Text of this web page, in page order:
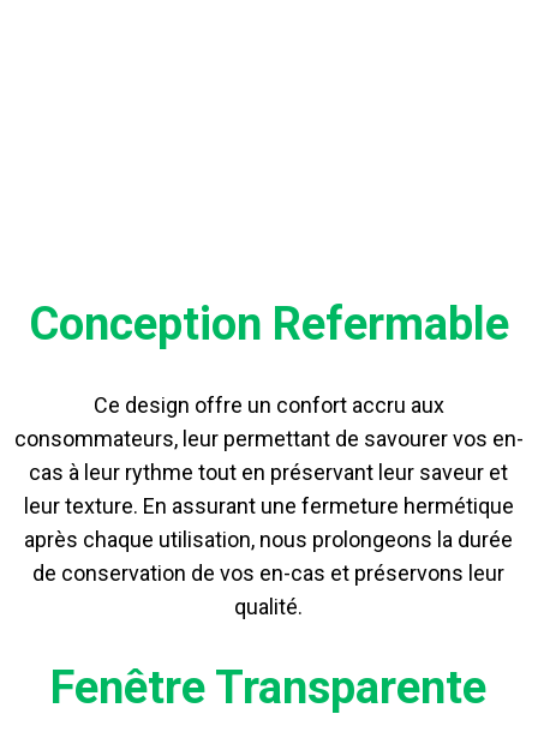
Conception Refermable
Ce design offre un confort accru aux
consommateurs, leur permettant de savourer vos en-
cas à leur rythme tout en préservant leur saveur et
leur texture. En assurant une fermeture hermétique
après chaque utilisation, nous prolongeons la durée
de conservation de vos en-cas et préservons leur
qualité.
Fenêtre Transparente